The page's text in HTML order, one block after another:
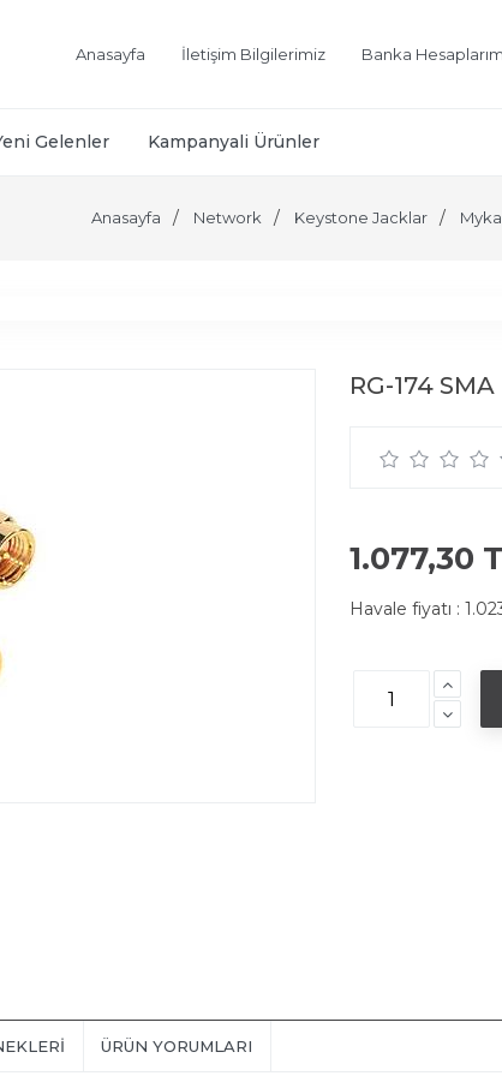
Anasayfa İletişim Bilgilerimiz Banka
Gelenler Kampanyali Ürünler
Anasayfa Network Keystone Jacklar
RG-174
1.077,30
Havale fiyatı :
ÜRÜN YORUMLARI